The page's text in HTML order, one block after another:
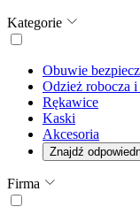
Kategorie
Obuwie
Odzież robocza i
Rękawice
Kaski
Akcesoria
Znajdź
Firma